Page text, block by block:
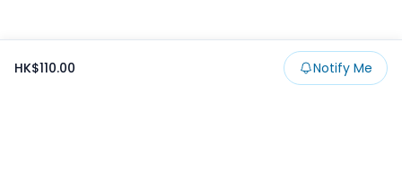
HK$110.00 Notify Me